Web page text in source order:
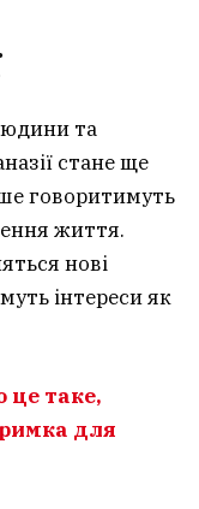
та
стане ще
говоритимуть
життя.
нові
інтереси як
це таке,
для